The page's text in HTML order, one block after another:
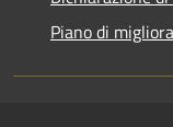
Piano di